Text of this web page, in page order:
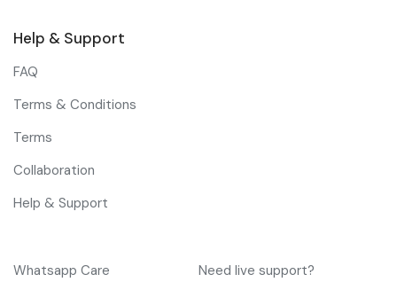
Help & Support
FAQ
Terms & Conditions
Terms
Collaboration
Help & Support
Whatsapp Care Need live support?